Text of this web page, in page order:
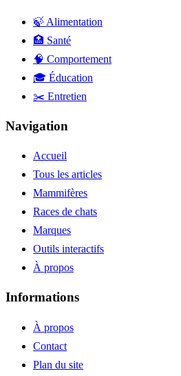
🍃 Alimentation
🏥 Santé
🧠 Comportement
🎓 Éducation
✂️ Entretien
Navigation
Accueil
Tous les articles
Mammifères
Races de chats
Marques
Outils interactifs
À propos
Informations
À propos
Contact
Plan du site